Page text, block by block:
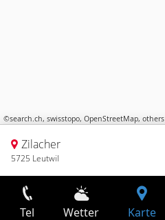
©search.ch, swisstopo, OpenStreetMap, others
Zilacher
5725 Leutwil
Tel Wetter Karte